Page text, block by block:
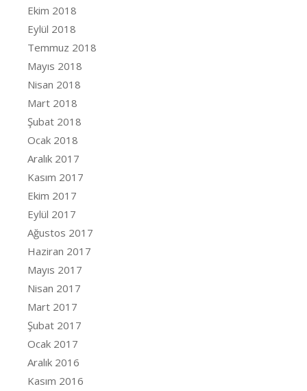
Ekim 2018
Eylül 2018
Temmuz 2018
Mayıs 2018
Nisan 2018
Mart 2018
Şubat 2018
Ocak 2018
Aralık 2017
Kasım 2017
Ekim 2017
Eylül 2017
Ağustos 2017
Haziran 2017
Mayıs 2017
Nisan 2017
Mart 2017
Şubat 2017
Ocak 2017
Aralık 2016
Kasım 2016